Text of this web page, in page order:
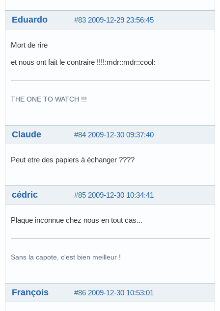
#83 2009-12-29 23:56:45
Eduardo
Mort de rire
et nous ont fait le contraire !!!!:mdr::mdr::cool:
THE ONE TO WATCH !!!
#84 2009-12-30 09:37:40
Claude
Peut etre des papiers à échanger ????
#85 2009-12-30 10:34:41
cédric
Plaque inconnue chez nous en tout cas...
Sans la capote, c'est bien meilleur !
#86 2009-12-30 10:53:01
François